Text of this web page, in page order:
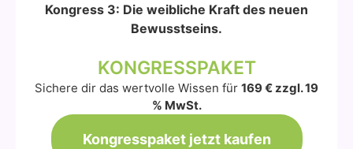
Kongress 3: Die weibliche Kraft des neuen
Bewusstseins.
KONGRESSPAKET
Sichere dir das wertvolle Wissen für 169 € zzgl. 19
% MwSt.
Kongresspaket jetzt kaufen